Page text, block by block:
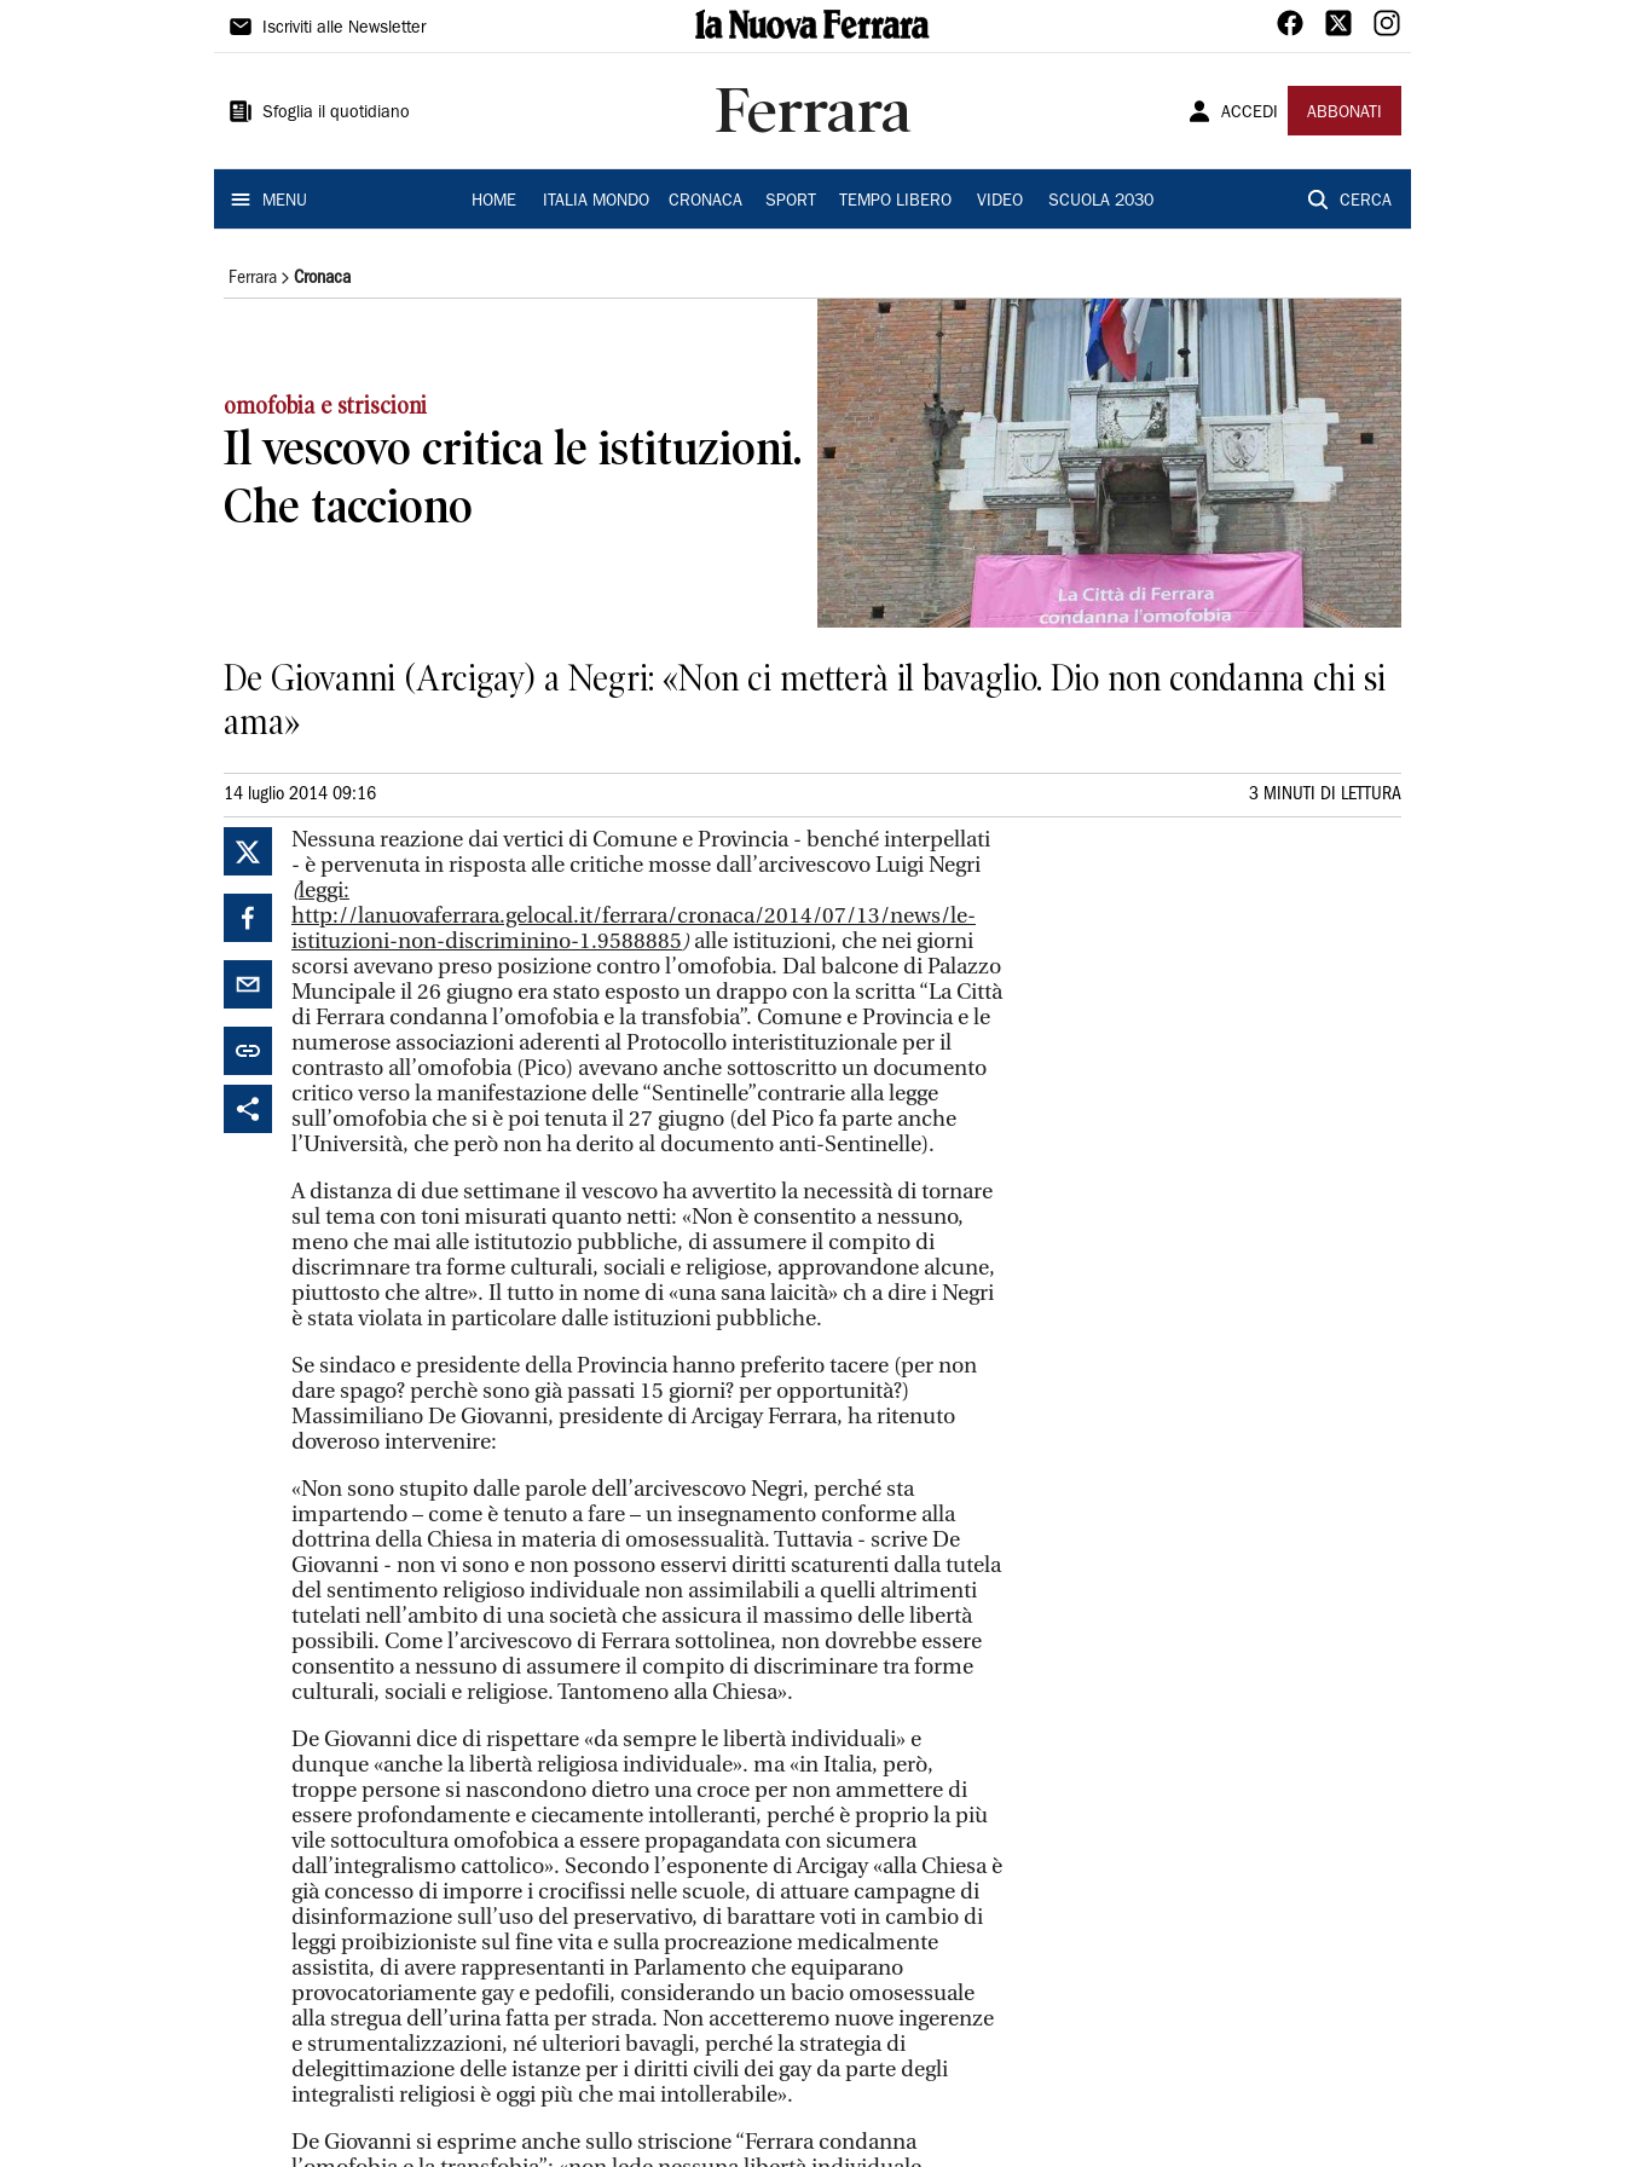
La
Ferrara
Iscriviti alle Newsletter
Sfoglia il quotidiano Ferrara ACCEDI ABBONATI
MENU HOME ITALIA MONDO CRONACA SPORT TEMPO LIBERO VIDEO SCUOLA 2030 CERCA
Ferrara Cronaca
omofobia e striscioni
Il vescovo critica le istituzioni.
Che tacciono
De Giovanni (Arcigay) a Negri: «Non ci metterà il bavaglio. Dio non condanna chi si
ama»
14 luglio 2014 09:16 3 MINUTI DI LETTURA
Nessuna reazione dai vertici di Comune e Provincia - benché interpellati
- è pervenuta in risposta alle critiche mosse dall’arcivescovo Luigi Negri
(leggi:
http://lanuovaferrara.gelocal.it/ferrara/cronaca/2014/07/13/news/le-
istituzioni-non-discriminino-1.9588885)alle istituzioni, che nei giorni
scorsi avevano preso posizione contro l’omofobia. Dal balcone di Palazzo
Muncipale il 26 giugno era stato esposto un drappo con la scritta “La Città
di Ferrara condanna l’omofobia e la transfobia”. Comune e Provincia e le
numerose associazioni aderenti al Protocollo interistituzionale per il
contrasto all’omofobia (Pico) avevano anche sottoscritto un documento
critico verso la manifestazione delle “Sentinelle”contrarie alla legge
sull’omofobia che si è poi tenuta il 27 giugno (del Pico fa parte anche
l’Università, che però non ha derito al documento anti-Sentinelle).
A distanza di due settimane il vescovo ha avvertito la necessità di tornare
sul tema con toni misurati quanto netti: «Non è consentito a nessuno,
meno che mai alle istitutozio pubbliche, di assumere il compito di
discrimnare tra forme culturali, sociali e religiose, approvandone alcune,
piuttosto che altre». Il tutto in nome di «una sana laicità» ch a dire i Negri
è stata violata in particolare dalle istituzioni pubbliche.
Se sindaco e presidente della Provincia hanno preferito tacere (per non
dare spago? perchè sono già passati 15 giorni? per opportunità?)
Massimiliano De Giovanni, presidente di Arcigay Ferrara, ha ritenuto
doveroso intervenire:
«Non sono stupito dalle parole dell’arcivescovo Negri, perché sta
impartendo – come è tenuto a fare – un insegnamento conforme alla
dottrina della Chiesa in materia di omosessualità. Tuttavia - scrive De
Giovanni - non vi sono e non possono esservi diritti scaturenti dalla tutela
del sentimento religioso individuale non assimilabili a quelli altrimenti
tutelati nell’ambito di una società che assicura il massimo delle libertà
possibili. Come l’arcivescovo di Ferrara sottolinea, non dovrebbe essere
consentito a nessuno di assumere il compito di discriminare tra forme
culturali, sociali e religiose. Tantomeno alla Chiesa».
De Giovanni dice di rispettare «da sempre le libertà individuali» e
dunque «anche la libertà religiosa individuale». ma «in Italia, però,
troppe persone si nascondono dietro una croce per non ammettere di
essere profondamente e ciecamente intolleranti, perché è proprio la più
vile sottocultura omofobica a essere propagandata con sicumera
dall’integralismo cattolico». Secondo l’esponente di Arcigay «alla Chiesa è
già concesso di imporre i crocifissi nelle scuole, di attuare campagne di
disinformazione sull’uso del preservativo, di barattare voti in cambio di
leggi proibizioniste sul fine vita e sulla procreazione medicalmente
assistita, di avere rappresentanti in Parlamento che equiparano
provocatoriamente gay e pedofili, considerando un bacio omosessuale
alla stregua dell’urina fatta per strada. Non accetteremo nuove ingerenze
e strumentalizzazioni, né ulteriori bavagli, perché la strategia di
delegittimazione delle istanze per i diritti civili dei gay da parte degli
integralisti religiosi è oggi più che mai intollerabile».
De Giovanni si esprime anche sullo striscione “Ferrara condanna